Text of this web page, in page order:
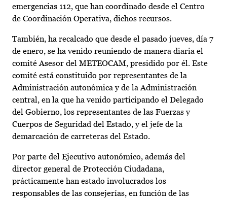
emergencias 112, que han coordinado desde el Centro
de Coordinación Operativa, dichos recursos.
También, ha recalcado que desde el pasado jueves, día 7
de enero, se ha venido reuniendo de manera diaria el
comité Asesor del METEOCAM, presidido por él. Este
comité está constituido por representantes de la
Administración autonómica y de la Administración
central, en la que ha venido participando el Delegado
del Gobierno, los representantes de las Fuerzas y
Cuerpos de Seguridad del Estado, y el jefe de la
demarcación de carreteras del Estado.
Por parte del Ejecutivo autonómico, además del
director general de Protección Ciudadana,
prácticamente han estado involucrados los
responsables de las consejerías, en función de las